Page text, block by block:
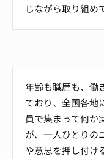
じながら取り組め
年齢も職歴も、働
ており、全国各地
員で集まって何か
が、一人ひとりの
や意思を押し付け